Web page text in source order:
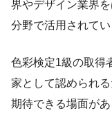
界やデザイン業界
分野で活用されてい
色彩検定1級の取得
家として認められ
期待できる場面が